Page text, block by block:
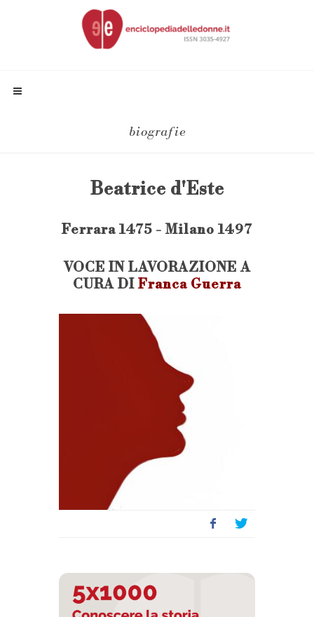
biografie
Beatrice d'Este
Ferrara 1475 - Milano 1497
VOCE IN LAVORAZIONE A
CURA DI Franca Guerra